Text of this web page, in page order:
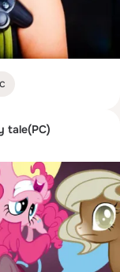
tale(PC)